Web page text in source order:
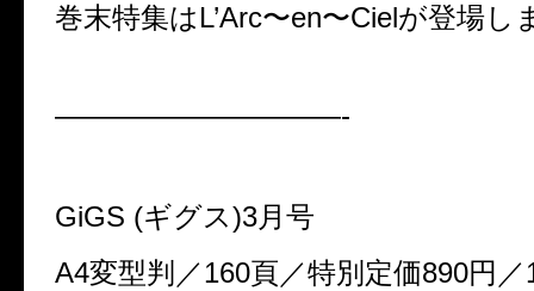
巻末特集はL’Arc〜en〜Cielが登場し
——————————-
GiGS (ギグス)3月号
A4変型判／160頁／特別定価890円